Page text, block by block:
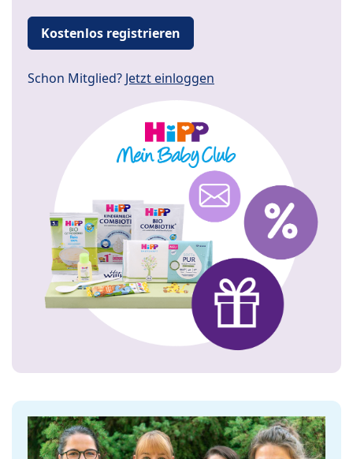
Kostenlos registrieren
Schon Mitglied? Jetzt einloggen